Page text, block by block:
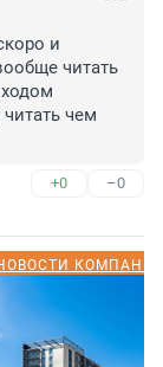
и
читать
чем
+0 –0